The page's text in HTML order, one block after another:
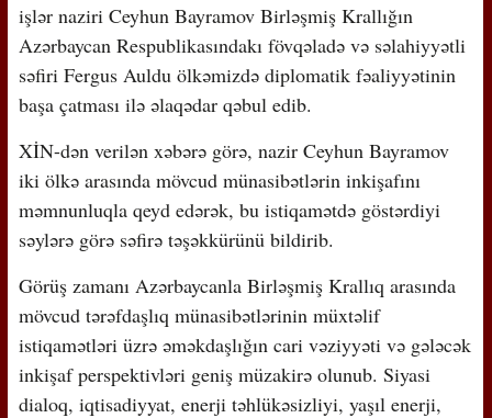
işlər naziri Ceyhun Bayramov Birləşmiş Krallığın
Azərbaycan Respublikasındakı fövqəladə və səlahiyyətli
səfiri Fergus Auldu ölkəmizdə diplomatik fəaliyyətinin
başa çatması ilə əlaqədar qəbul edib.
XİN-dən verilən xəbərə görə, nazir Ceyhun Bayramov
iki ölkə arasında mövcud münasibətlərin inkişafını
məmnunluqla qeyd edərək, bu istiqamətdə göstərdiyi
səylərə görə səfirə təşəkkürünü bildirib.
Görüş zamanı Azərbaycanla Birləşmiş Krallıq arasında
mövcud tərəfdaşlıq münasibətlərinin müxtəlif
istiqamətləri üzrə əməkdaşlığın cari vəziyyəti və gələcək
inkişaf perspektivləri geniş müzakirə olunub. Siyasi
dialoq, iqtisadiyyat, enerji təhlükəsizliyi, yaşıl enerji,